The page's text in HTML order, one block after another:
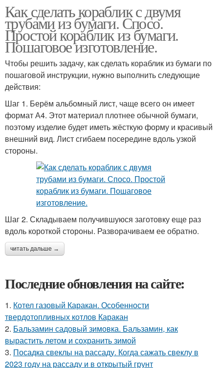
Как сделать кораблик с двумя
трубами из бумаги. Спосо.
Простой кораблик из бумаги.
Пошаговое изготовление.
Чтобы решить задачу, как сделать кораблик из бумаги по
пошаговой инструкции, нужно выполнить следующие
действия:
Шаг 1. Берём альбомный лист, чаще всего он имеет
формат А4. Этот материал плотнее обычной бумаги,
поэтому изделие будет иметь жёсткую форму и красивый
внешний вид. Лист сгибаем посередине вдоль узкой
стороны.
Шаг 2. Складываем получившуюся заготовку еще раз
вдоль короткой стороны. Разворачиваем ее обратно.
читать дальше →
Последние обновления на сайте:
1. Котел газовый Каракан. Особенности
твердотопливных котлов Каракан
2. Бальзамин садовый зимовка. Бальзамин, как
вырастить летом и сохранить зимой
3. Посадка свеклы на рассаду. Когда сажать свеклу в
2023 году на рассаду и в открытый грунт